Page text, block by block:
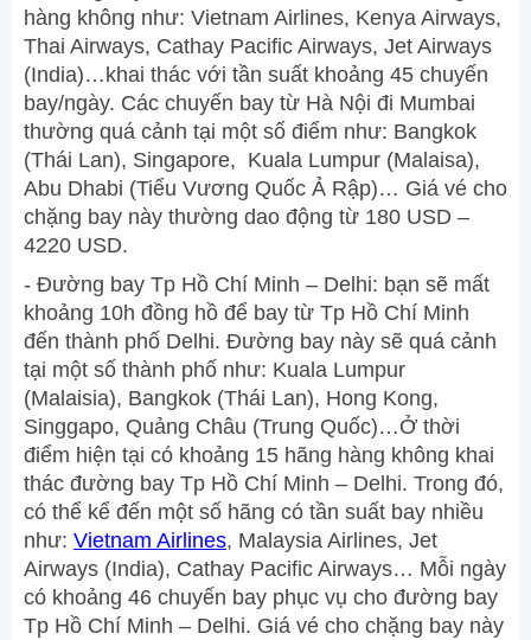
hàng không như: Vietnam Airlines, Kenya Airways,
Thai Airways, Cathay Pacific Airways, Jet Airways
(India)…khai thác với tần suất khoảng 45 chuyến
bay/ngày. Các chuyến bay từ Hà Nội đi Mumbai
thường quá cảnh tại một số điểm như: Bangkok
(Thái Lan), Singapore, Kuala Lumpur (Malaisa),
Abu Dhabi (Tiểu Vương Quốc Ả Rập)… Giá vé cho
chặng bay này thường dao động từ 180 USD –
4220 USD.
- Đường bay Tp Hồ Chí Minh – Delhi: bạn sẽ mất
khoảng 10h đồng hồ để bay từ Tp Hồ Chí Minh
đến thành phố Delhi. Đường bay này sẽ quá cảnh
tại một số thành phố như: Kuala Lumpur
(Malaisia), Bangkok (Thái Lan), Hong Kong,
Singgapo, Quảng Châu (Trung Quốc)…Ở thời
điểm hiện tại có khoảng 15 hãng hàng không khai
thác đường bay Tp Hồ Chí Minh – Delhi. Trong đó,
có thể kể đến một số hãng có tần suất bay nhiều
như: Vietnam Airlines, Malaysia Airlines, Jet
Airways (India), Cathay Pacific Airways… Mỗi ngày
có khoảng 46 chuyến bay phục vụ cho đường bay
Tp Hồ Chí Minh – Delhi. Giá vé cho chặng bay này